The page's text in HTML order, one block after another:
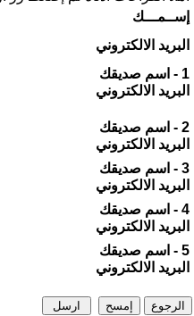
إســمـــك
البريد الالكتروني
1 - اسم صديقك
البريد الالكتروني
2 - اسم صديقك
البريد الالكتروني
3 - اسم صديقك
البريد الالكتروني
4 - اسم صديقك
البريد الالكتروني
5 - اسم صديقك
البريد الالكتروني